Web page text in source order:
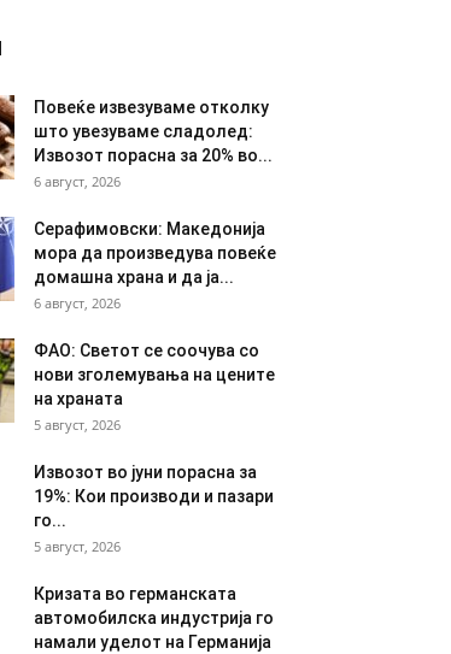
Повеќе извезуваме отколку
што увезуваме сладолед:
Извозот порасна за 20% во...
6 август, 2026
Серафимовски: Македонија
мора да произведува повеќе
домашна храна и да ја...
6 август, 2026
ФАО: Светот се соочува со
нови зголемувања на цените
на храната
5 август, 2026
Извозот во јуни порасна за
19%: Кои производи и пазари
го...
5 август, 2026
Кризата во германската
автомобилска индустрија го
намали уделот на Германија